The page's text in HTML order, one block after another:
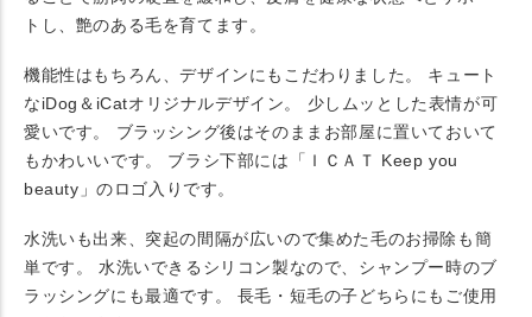
トし、艶のある毛を育てます。
機能性はもちろん、デザインにもこだわりました。 キュート
なiDog＆iCatオリジナルデザイン。 少しムッとした表情が可
愛いです。 ブラッシング後はそのままお部屋に置いておいて
もかわいいです。 ブラシ下部には「ＩＣＡＴ Keep you
beauty」のロゴ入りです。
水洗いも出来、突起の間隔が広いので集めた毛のお掃除も簡
単です。 水洗いできるシリコン製なので、シャンプー時のブ
ラッシングにも最適です。 長毛・短毛の子どちらにもご使用